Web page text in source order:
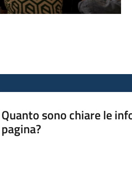
Quanto sono chiare le
pagina?